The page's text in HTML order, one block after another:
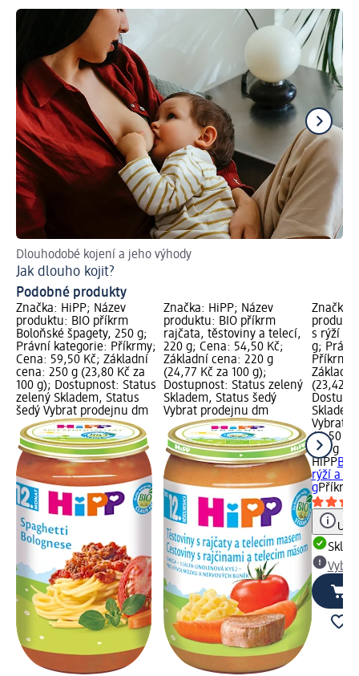
Dlouhodobé kojení a jeho výhody
Jak dlouho kojit?
Podobné produkty
Značka: HiPP; Název
produktu: BIO příkrm
Boloňské špagety, 250 g;
Právní kategorie: Příkrmy;
Cena: 59,50 Kč; Základní
cena: 250 g (23,80 Kč za
100 g); Dostupnost: Status
zelený Skladem, Status
šedý Vybrat prodejnu dm
Značka: HiPP; Název
produktu: BIO příkrm
rajčata, těstoviny a telecí,
220 g; Cena: 54,50 Kč;
Základní cena: 220 g
(24,77 Kč za 100 g);
Dostupnost: Status zelený
Skladem, Status šedý
Vybrat prodejnu dm
Značka:
s rýží a
g;
Základní
(23,42
Vybrat
44,50 Kč
190 g
HiPP
rýží a
gPříkrmy